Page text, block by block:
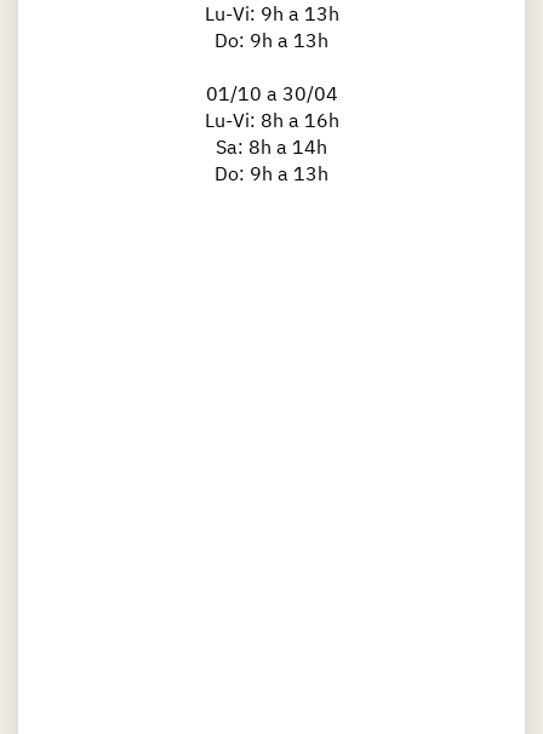
​Lu-Vi: 9h a 13h
Do: 9h a 13h
01/10 a 30/04
Lu-Vi: 8h a 16h
Sa: 8h a 14h
Do: 9h a 13h